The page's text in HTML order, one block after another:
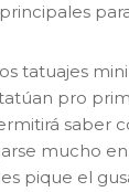
tatuajes
pro
saber
mucho
pique el